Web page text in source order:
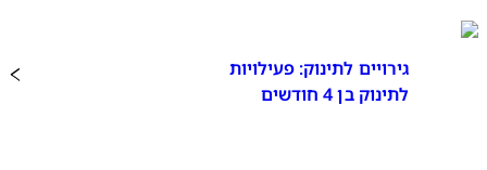
גירויים לתינוק: פעילויות
לתינוק בן 4 חודשים